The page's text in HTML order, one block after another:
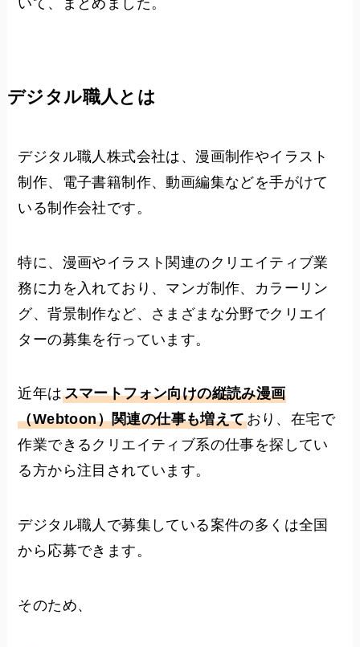
デジタル職人とは
デジタル職人株式会社は、漫画制作やイラスト
制作、電子書籍制作、動画編集などを手がけて
いる制作会社です。
特に、漫画やイラスト関連のクリエイティブ業
務に力を入れており、マンガ制作、カラーリン
グ、背景制作など、さまざまな分野でクリエイ
ターの募集を行っています。
近年はスマートフォン向けの縦読み漫画
（Webtoon）関連の仕事も増えており、在宅で
作業できるクリエイティブ系の仕事を探してい
る方から注目されています。
デジタル職人で募集している案件の多くは全国
から応募できます。
そのため、